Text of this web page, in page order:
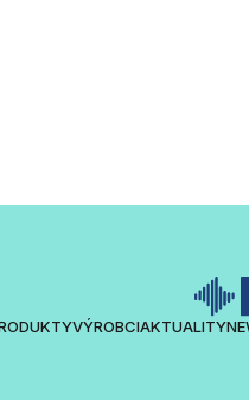
VÝROBCIAKTUALITY